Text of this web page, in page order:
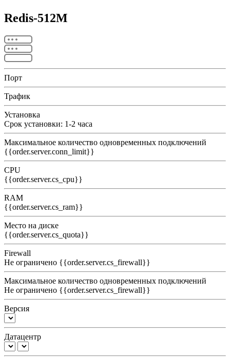
Redis-512M
Порт
Трафик
Установка
Срок установки: 1-2 часа
Максимальное количество одновременных подключений
{{order.server.conn_limit}}
CPU
{{order.server.cs_cpu}}
RAM
{{order.server.cs_ram}}
Место на диске
{{order.server.cs_quota}}
Firewall
Не ограничено {{order.server.cs_firewall}}
Максимальное количество одновременных подключений
Не ограничено {{order.server.cs_firewall}}
Версия
Датацентр